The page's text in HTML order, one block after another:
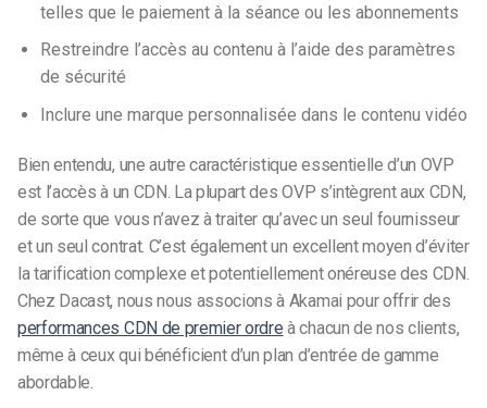
telles que le paiement à la séance ou les abonnements
Restreindre l’accès au contenu à l’aide des paramètres
de sécurité
Inclure une marque personnalisée dans le contenu vidéo
Bien entendu, une autre caractéristique essentielle d’un OVP
est l’accès à un CDN. La plupart des OVP s’intègrent aux CDN,
de sorte que vous n’avez à traiter qu’avec un seul fournisseur
et un seul contrat. C’est également un excellent moyen d’éviter
la tarification complexe et potentiellement onéreuse des CDN.
Chez Dacast, nous nous associons à Akamai pour offrir des
performances CDN de premier ordre à chacun de nos clients,
même à ceux qui bénéficient d’un plan d’entrée de gamme
abordable.